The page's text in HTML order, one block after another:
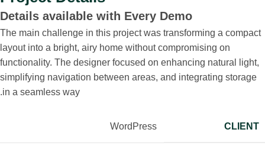
Details available with Every Demo
The main challenge in this project was transforming a compact
layout into a bright, airy home without compromising on
functionality. The designer focused on enhancing natural light,
simplifying navigation between areas, and integrating storage
in a seamless way.
CLIENT
WordPress